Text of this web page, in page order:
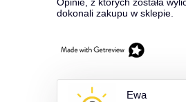
Opinie, z których została
dokonali zakupu w sklepie.
Ewa